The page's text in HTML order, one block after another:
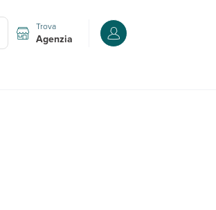
Trova
Agenzia Accedi o registrati